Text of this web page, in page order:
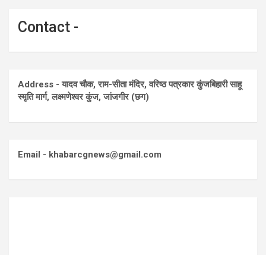
Contact -
Address - यादव चौक, राम-सीता मंदिर, वरिष्ठ पत्रकार कुंजबिहारी साहू
स्मृति मार्ग, लक्ष्मणेश्वर कुंज, जांजगीर (छग)
Email - khabarcgnews@gmail.com